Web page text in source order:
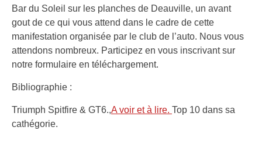
Bar du Soleil sur les planches de Deauville, un avant
gout de ce qui vous attend dans le cadre de cette
manifestation organisée par le club de l’auto. Nous vous
attendons nombreux. Participez en vous inscrivant sur
notre formulaire en téléchargement.
Bibliographie :
Triumph Spitfire & GT6.,A voir et à lire. Top 10 dans sa
cathégorie.